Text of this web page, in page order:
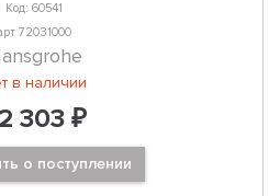
Код: 60541
72031000
в наличии
303 ₽
о поступлении